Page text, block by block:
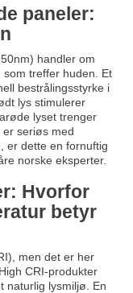
paneler:
handler om
treffer huden. Et
bestrålingsstyrke i
lys stimulerer
lyset trenger
seriøs med
er dette en fornuftig
norske eksperter.
Hvorfor
betyr
men det er her
CRI-produkter
naturlig lysmiljø. En